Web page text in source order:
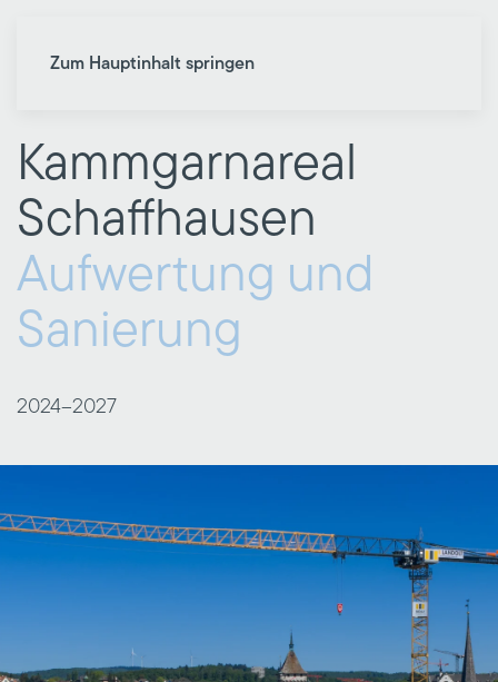
Zum Hauptinhalt springen
Kammgarnareal
Schaffhausen
Aufwertung und
Sanierung
2024–2027